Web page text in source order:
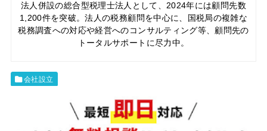
法人併設の総合型税理士法人として、2024年には顧問先数
1,200件を突破。法人の税務顧問を中心に、国税局の複雑な
税務調査への対応や経営へのコンサルティング等、顧問先の
トータルサポートに尽力中。
会社設立